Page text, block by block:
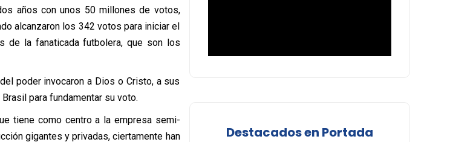
años con unos 50 millones de votos,
alcanzaron los 342 votos para iniciar el
de la fanaticada futbolera, que son los
poder invocaron a Dios o Cristo, a sus
para fundamentar su voto.
tiene como centro a la empresa semi-
gigantes y privadas, ciertamente han
Destacados en Portada